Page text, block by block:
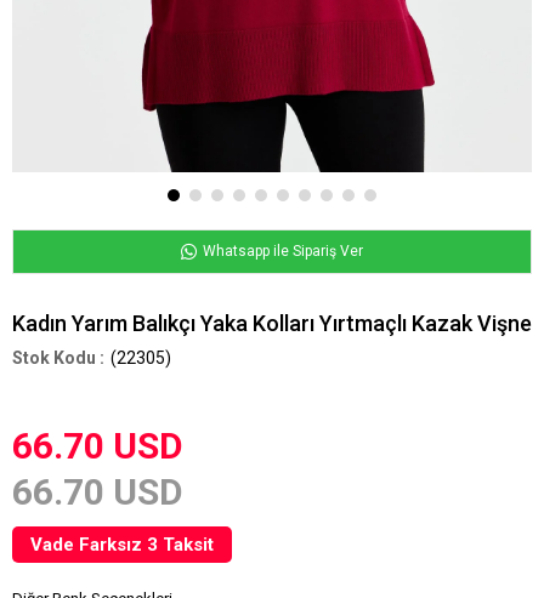
Whatsapp ile Sipariş Ver
Kadın Yarım Balıkçı Yaka Kolları Yırtmaçlı Kazak Vişne
(22305)
66.70 USD
66.70 USD
Vade Farksız 3 Taksit